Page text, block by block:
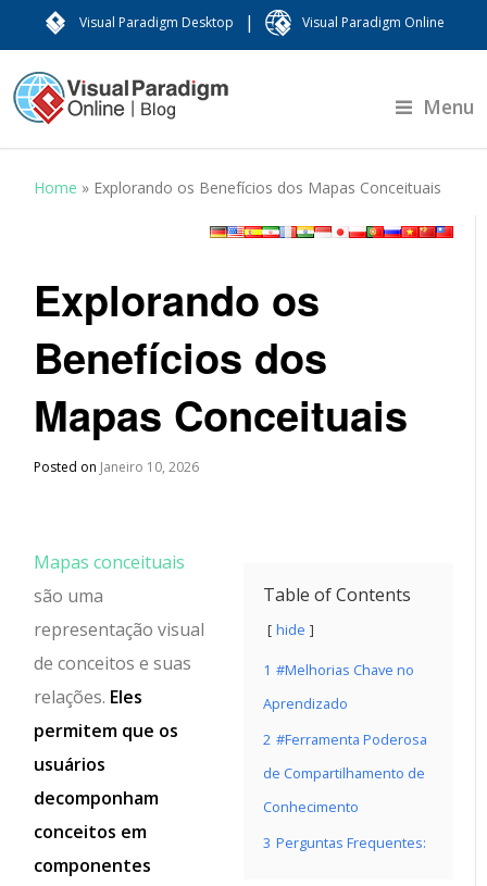
Visual Paradigm Desktop | Visual Paradigm Online
Menu
Home » Explorando os Benefícios dos Mapas Conceituais
Explorando os
Benefícios dos
Mapas Conceituais
Posted on Janeiro 10, 2026
Table of Contents
hide
1 #Melhorias Chave no
Aprendizado
2 #Ferramenta Poderosa
de Compartilhamento de
Conhecimento
3 Perguntas Frequentes:
Mapas conceituais
são uma
representação visual
de conceitos e suas
relações. Eles
permitem que os
usuários
decomponham
conceitos em
componentes